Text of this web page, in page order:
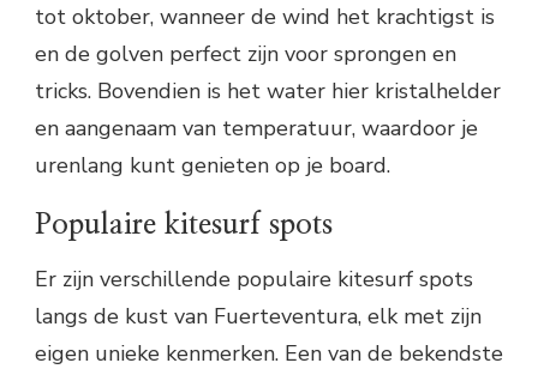
tot oktober, wanneer de wind het krachtigst is
en de golven perfect zijn voor sprongen en
tricks. Bovendien is het water hier kristalhelder
en aangenaam van temperatuur, waardoor je
urenlang kunt genieten op je board.
Populaire kitesurf spots
Er zijn verschillende populaire kitesurf spots
langs de kust van Fuerteventura, elk met zijn
eigen unieke kenmerken. Een van de bekendste